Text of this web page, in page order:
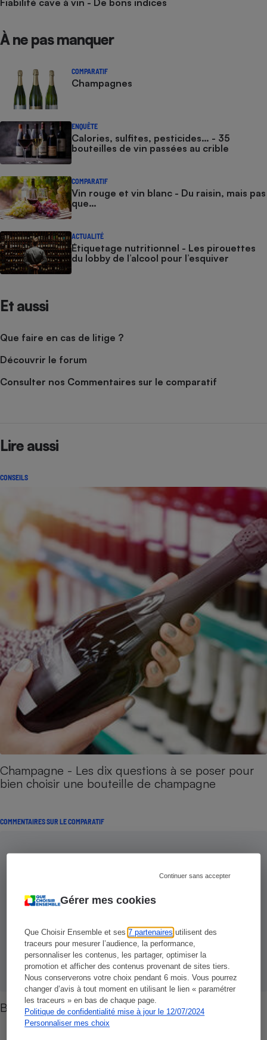
Gérer mes cookies
Que Choisir Ensemble et ses7 partenaires utilisent des
traceurs pour mesurer l’audience, la performance,
personnaliser les contenus, les partager, optimiser la
promotion et afficher des contenus provenant de sites tiers.
Nous conserverons votre choix pendant 6 mois. Vous pourrez
changer d’avis à tout moment en utilisant le lien « paramétrer
les traceurs » en bas de chaque page.
Politique de confidentialité mise à jour le 12/07/2024
Personnaliser mes choix
Continuer sans accepter
Fiabilité cave à vin - De bons indices
À ne pas manquer
COMPARATIF
Champagnes
ENQUÊTE
Calories, sulfites, pesticides… - 35
bouteilles de vin passées au crible
COMPARATIF
Vin rouge et vin blanc - Du raisin, mais pas
que…
ACTUALITÉ
Étiquetage nutritionnel - Les pirouettes
du lobby de l’alcool pour l’esquiver
Et aussi
Que faire en cas de litige ?
Découvrir le forum
Consulter nos Commentaires sur le comparatif
Lire aussi
CONSEILS
Champagne - Les dix questions à se poser pour
bien choisir une bouteille de champagne
COMMENTAIRES SUR LE COMPARATIF
Bourgognes rouges - Sous le signe des terroirs